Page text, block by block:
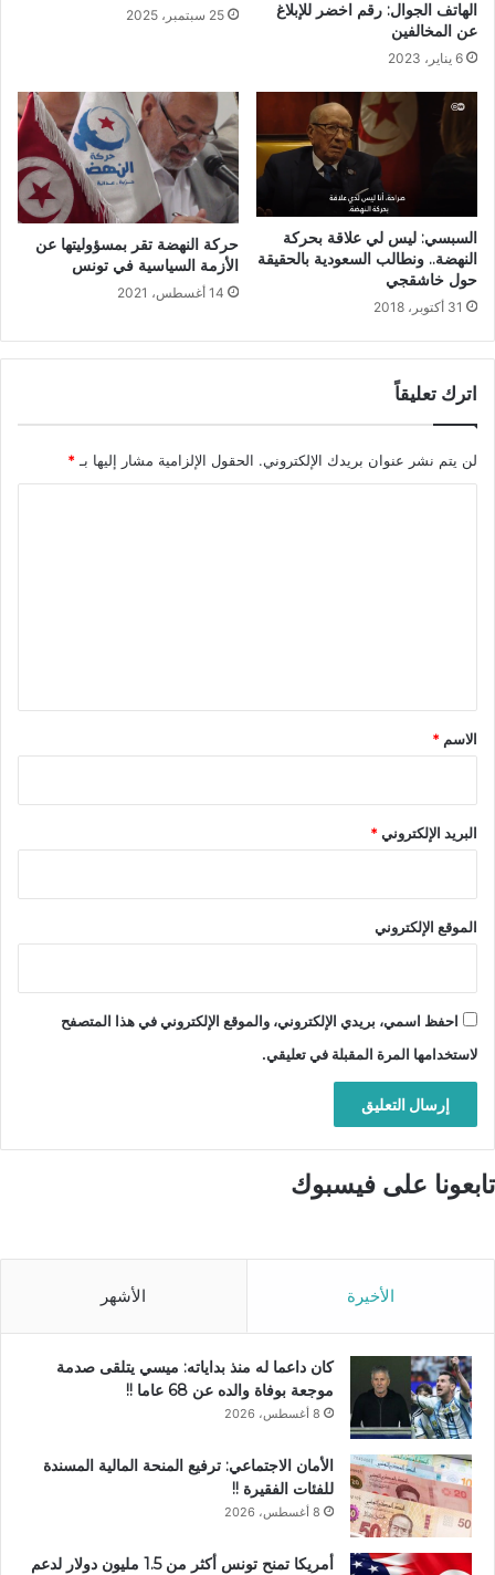
الهاتف الجوال: رقم اخضر للإبلاغ
عن المخالفين
6 يناير، 2023
25 سبتمبر، 2025
السبسي: ليس لي علاقة بحركة
النهضة.. ونطالب السعودية بالحقيقة
حول خاشقجي
31 أكتوبر، 2018
حركة النهضة تقر بمسؤوليتها عن
الأزمة السياسية في تونس
14 أغسطس، 2021
اترك تعليقاً
لن يتم نشر عنوان بريدك الإلكتروني. الحقول الإلزامية مشار إليها بـ *
*
الاسم *
البريد الإلكتروني*
الموقع الإلكتروني
احفظ اسمي، بريدي الإلكتروني، والموقع الإلكتروني في هذا المتصفح
لاستخدامها المرة المقبلة في تعليقي.
تابعونا على فيسبوك
الأخيرة الأشهر
كان داعما له منذ بداياته: ميسي يتلقى صدمة
موجعة بوفاة والده عن 68 عاما !!
8 أغسطس، 2026
الأمان الاجتماعي: ترفيع المنحة المالية المسندة
للفئات الفقيرة !!
8 أغسطس، 2026
أمريكا تمنح تونس أكثر من 1.5 مليون دولار لدعم